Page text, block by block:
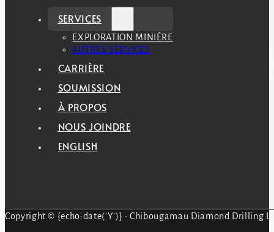
SERVICES
EXPLORATION MINIÈRE
AUTRES SERVICES
CARRIÈRE
SOUMISSION
À PROPOS
NOUS JOINDRE
ENGLISH
Copyright © {echo:date('Y')} • Chibougamau Diamond Drilling